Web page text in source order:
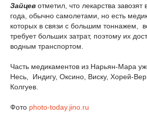
Зайцев отметил, что лекарства завозят
года, обычно самолетами, но есть
которых в связи с большим тоннажем,
требует больших затрат, поэтому их
водным транспортом.
Часть медикаментов из Нарьян-Мара
Несь, Индигу, Оксино, Виску, Хорей-
Колгуев.
Фото photo-today.jino.ru